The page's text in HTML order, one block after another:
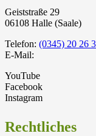
Geiststraße 29
06108 Halle (Saale)
Telefon: (0345) 20 26
E-Mail:
YouTube
Facebook
Instagram
Rechtliches